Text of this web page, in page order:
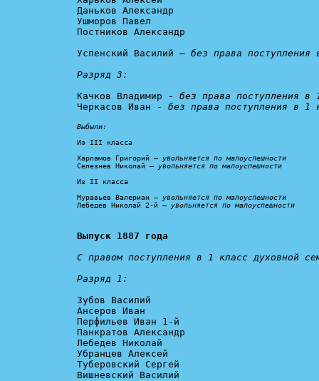
Даньков Александр
Ушморов Павел
Постников Александр
Успенский Василий – без права поступления
Разряд 3:
Качков Владимир - без права поступления в
Черкасов Иван - без права поступления в 1
Выбыли:
Из III класса
Харламов Григорий – увольняется по малоуспешности
Селезнев Николай – увольняется по малоуспешности
Из II класса
Муравьев Валериан – увольняется по малоуспешности
Лебедев Николай 2-й – увольняется по малоуспешности
Выпуск 1887 года
С правом поступления в 1 класс духовной
Разряд 1:
Зубов Василий
Ансеров Иван
Перфильев Иван 1-й
Панкратов Александр
Лебедев Николай
Убранцев Алексей
Туберовский Сергей
Вишневский Василий